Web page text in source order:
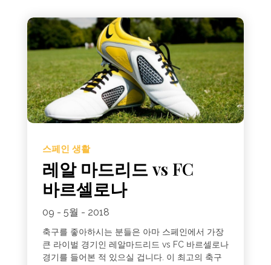
스페인 생활
레알 마드리드 vs FC
바르셀로나
09 - 5월 - 2018
축구를 좋아하시는 분들은 아마 스페인에서 가장
큰 라이벌 경기인 레알마드리드 vs FC 바르셀로나
경기를 들어본 적 있으실 겁니다. 이 최고의 축구